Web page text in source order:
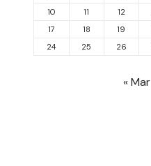
10
11 12
17
18 19
24
25 26
« Mar